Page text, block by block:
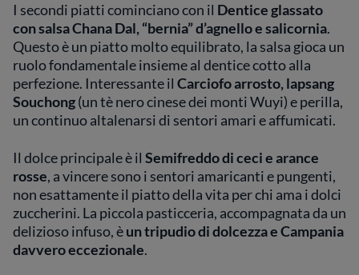
I secondi piatti cominciano con il Dentice glassato
con salsa Chana Dal, “bernia” d’agnello e salicornia.
Questo è un piatto molto equilibrato, la salsa gioca un
ruolo fondamentale insieme al dentice cotto alla
perfezione. Interessante il Carciofo arrosto, lapsang
Souchong(un tè nero cinese dei monti Wuyi) e perilla,
un continuo altalenarsi di sentori amari e affumicati.
Il dolce principale è il Semifreddo di ceci e arance
rosse, a vincere sono i sentori amaricanti e pungenti,
non esattamente il piatto della vita per chi ama i dolci
zuccherini. La piccola pasticceria, accompagnata da un
delizioso infuso, èun tripudio di dolcezza e Campania
davvero eccezionale.